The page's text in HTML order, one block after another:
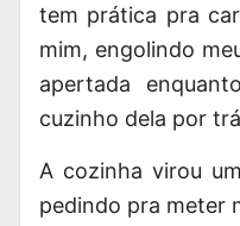
tem prática pra
mim, engolindo
apertada
cuzinho dela por
A cozinha virou
pedindo pra meter